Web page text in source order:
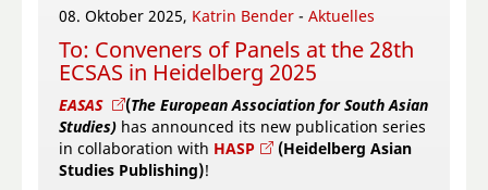
08. Oktober 2025, Katrin Bender - Aktuelles
To: Conveners of Panels at the 28th
ECSAS in Heidelberg 2025
EASAS (The European Association for South Asian
Studies) has announced its new publication series
in collaboration with HASP
(Heidelberg Asian
Studies Publishing)!